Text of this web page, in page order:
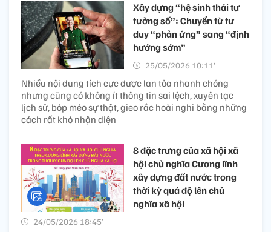
Xây dựng “hệ sinh thái tư
tưởng số”: Chuyển từ tư
duy “phản ứng” sang “định
hướng sớm”
25/05/2026 10:11’
Nhiều nội dung tích cực được lan tỏa nhanh chóng
nhưng cũng có không ít thông tin sai lệch, xuyên tạc
lịch sử, bóp méo sự thật, gieo rắc hoài nghi bằng những
cách rất khó nhận diện
8 đặc trưng của xã hội xã
hội chủ nghĩa Cương lĩnh
xây dựng đất nước trong
thời kỳ quá độ lên chủ
nghĩa xã hội
24/05/2026 18:45’